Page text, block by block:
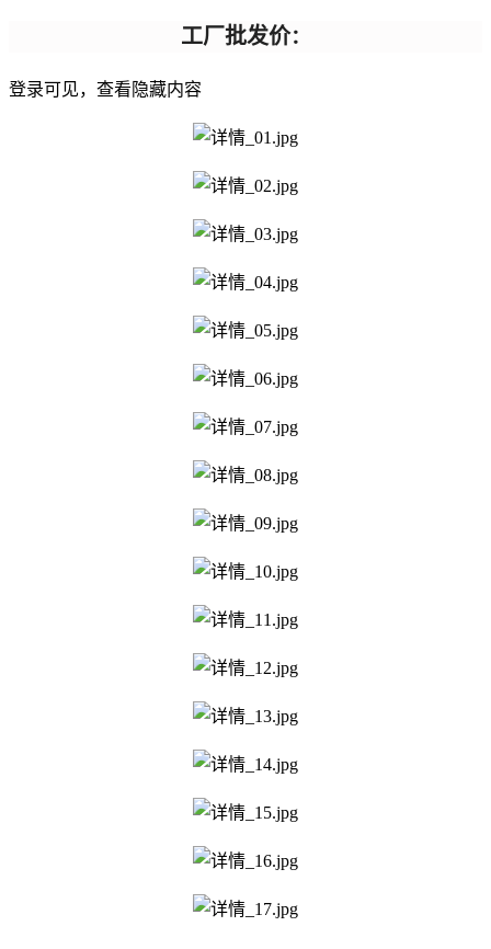
工厂批发价：
登录可见，查看隐藏内容